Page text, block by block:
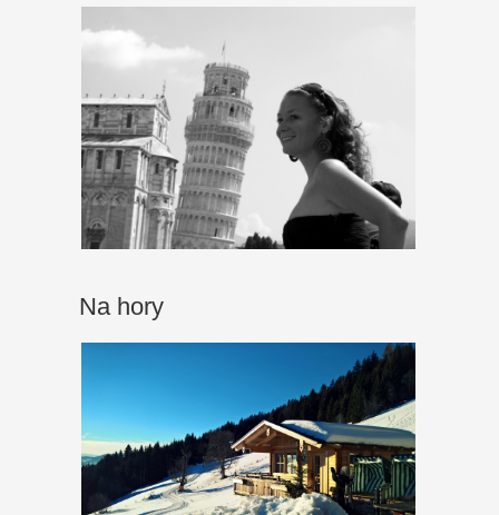
Na hory